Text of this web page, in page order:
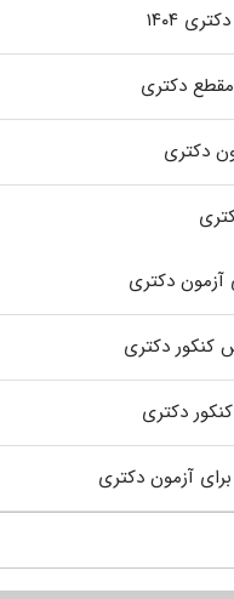
۱۴۰۴
مقطع دکتری
دکتری
دکتری
کنکور دکتری
دکتری
آزمون دکتری